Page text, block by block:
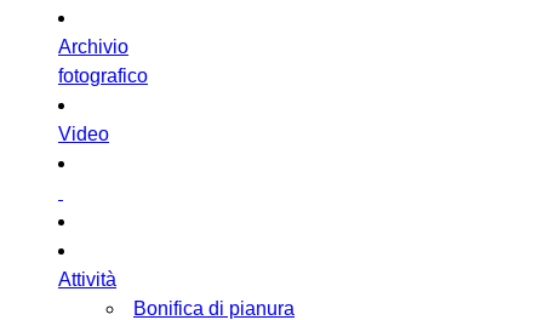
Archivio
fotografico
Video
Attività
Bonifica di pianura